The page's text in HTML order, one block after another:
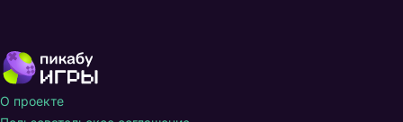
О проекте